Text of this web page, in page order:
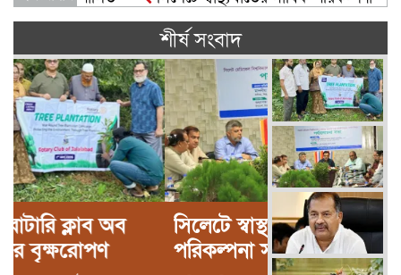
সিসিকের পাঁচ ওয়ার্ডে এক হাজার গাছের চারা
শীর্ষ সংবাদ
সিলেটে স্বাস্থ্যখাতের সার্বিক
পরিকল্পনা সভায় বাণিজ্যমন্ত্রী